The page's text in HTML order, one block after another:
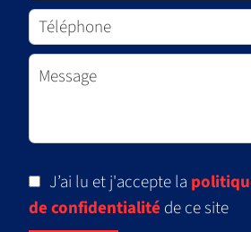
J’ai lu et j'accepte la
de confidentialitéde ce site